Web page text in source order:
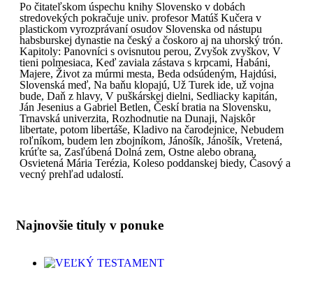
Po čitateľskom úspechu knihy Slovensko v dobách
stredovekých pokračuje univ. profesor Matúš Kučera v
plastickom vyrozprávaní osudov Slovenska od nástupu
habsburskej dynastie na český a čoskoro aj na uhorský trón.
Kapitoly: Panovníci s ovisnutou perou, Zvyšok zvyškov, V
tieni polmesiaca, Keď zaviala zástava s krpcami, Habáni,
Majere, Život za múrmi mesta, Beda odsúdeným, Hajdúsi,
Slovenská meď, Na baňu klopajú, Už Turek ide, už vojna
bude, Daň z hlavy, V puškárskej dielni, Sedliacky kapitán,
Ján Jesenius a Gabriel Betlen, Českí bratia na Slovensku,
Trnavská univerzita, Rozhodnutie na Dunaji, Najskôr
libertate, potom libertáše, Kladivo na čarodejnice, Nebudem
roľníkom, budem len zbojníkom, Jánošík, Jánošík, Vretená,
krúťte sa, Zasľúbená Dolná zem, Ostne alebo obrana,
Osvietená Mária Terézia, Koleso poddanskej biedy, Časový a
vecný prehľad udalostí.
Najnovšie tituly v ponuke